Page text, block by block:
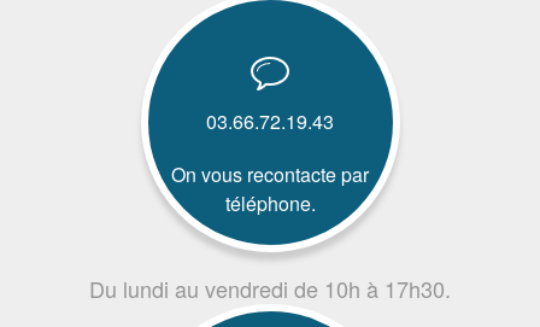
03.66.72.19.43
On vous recontacte par
téléphone.
Du lundi au vendredi de 10h à 17h30.